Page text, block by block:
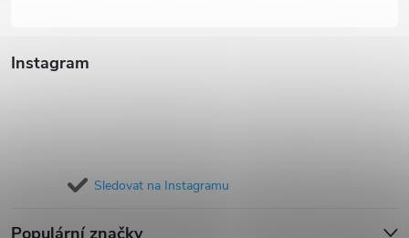
Instagram
Sledovat na Instagramu
Populární značky